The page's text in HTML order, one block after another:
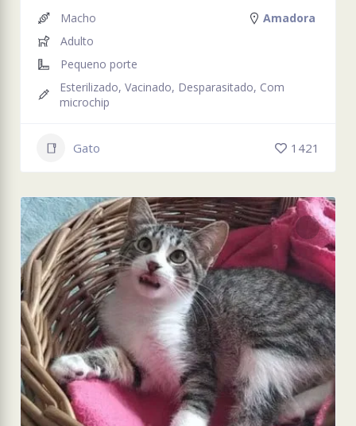
Amadora
Macho
Adulto
Pequeno porte
Esterilizado, Vacinado, Desparasitado, Com
microchip
Gato 1421